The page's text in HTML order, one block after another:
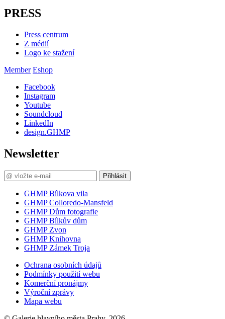
PRESS
Press centrum
Z médií
Logo ke stažení
Member Eshop
Facebook
Instagram
Youtube
Soundcloud
LinkedIn
design.GHMP
Newsletter
Přihlásit
GHMP Bílkova vila
GHMP Colloredo-Mansfeld
GHMP Dům fotografie
GHMP Bílkův dům
GHMP Zvon
GHMP Knihovna
GHMP Zámek Troja
Ochrana osobních údajů
Podmínky použití webu
Komerční pronájmy
Výroční zprávy
Mapa webu